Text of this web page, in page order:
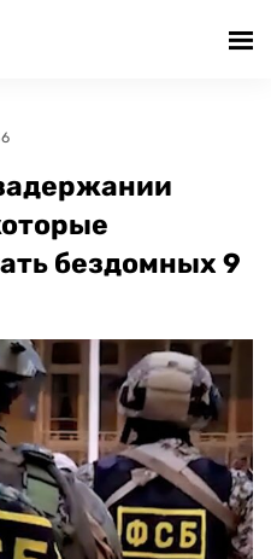
бездомных 9